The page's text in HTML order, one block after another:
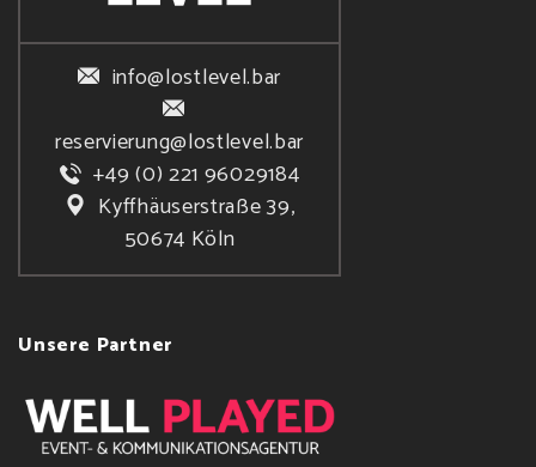
info@lostlevel.bar
reservierung@lostlevel.bar
+49 (0) 221 96029184
Kyffhäuserstraße 39,
50674 Köln
Unsere Partner